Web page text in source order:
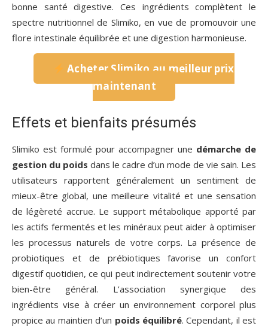
bonne santé digestive. Ces ingrédients complètent le
spectre nutritionnel de Slimiko, en vue de promouvoir une
flore intestinale équilibrée et une digestion harmonieuse.
Acheter Slimiko au meilleur prix
maintenant
Effets et bienfaits présumés
Slimiko est formulé pour accompagner une démarche de
gestion du poids dans le cadre d’un mode de vie sain. Les
utilisateurs rapportent généralement un sentiment de
mieux-être global, une meilleure vitalité et une sensation
de légèreté accrue. Le support métabolique apporté par
les actifs fermentés et les minéraux peut aider à optimiser
les processus naturels de votre corps. La présence de
probiotiques et de prébiotiques favorise un confort
digestif quotidien, ce qui peut indirectement soutenir votre
bien-être général. L’association synergique des
ingrédients vise à créer un environnement corporel plus
propice au maintien d’un poids équilibré. Cependant, il est